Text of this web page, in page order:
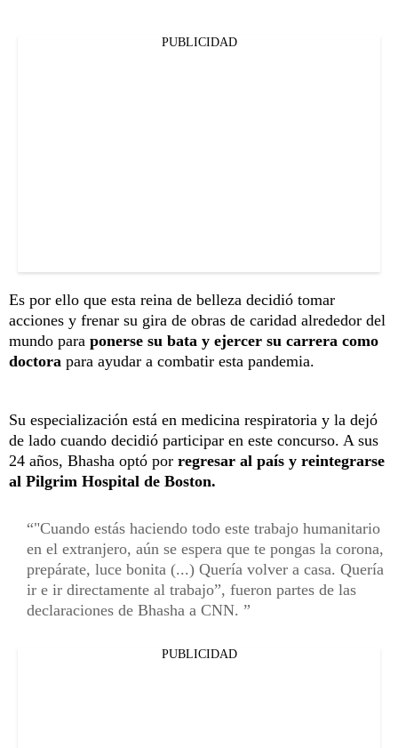
PUBLICIDAD
Es por ello que esta reina de belleza decidió tomar
acciones y frenar su gira de obras de caridad alrededor del
mundo para ponerse su bata y ejercer su carrera como
doctora para ayudar a combatir esta pandemia.
Su especialización está en medicina respiratoria y la dejó
de lado cuando decidió participar en este concurso. A sus
24 años, Bhasha optó por regresar al país y reintegrarse
al Pilgrim Hospital de Boston.
"Cuando estás haciendo todo este trabajo humanitario
en el extranjero, aún se espera que te pongas la corona,
prepárate, luce bonita (...) Quería volver a casa. Quería
ir e ir directamente al trabajo”, fueron partes de las
declaraciones de Bhasha a CNN.
PUBLICIDAD